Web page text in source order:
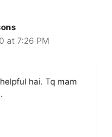
at 7:26 PM
hai. Tq mam